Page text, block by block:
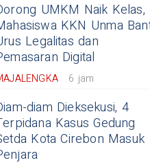
UMKM Naik Kelas,
KKN Unma
Legalitas dan
Digital
6 jam
diam Dieksekusi, 4
Kasus Gedung
Kota Cirebon Masuk